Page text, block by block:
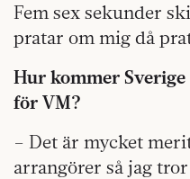
Fem sex sekunder
pratar om mig då
Hur kommer
för VM?
– Det är mycket
arrangörer så jag